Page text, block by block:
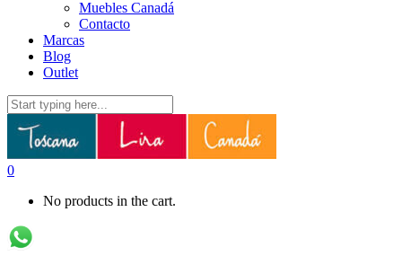
Muebles Canadá
Contacto
Marcas
Blog
Outlet
0
No products in the cart.